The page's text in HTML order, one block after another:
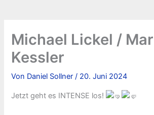
Michael Lickel /
Kessler
Von Daniel Sollner/ 20. Juni 2024
Jetzt geht es INTENSE los!